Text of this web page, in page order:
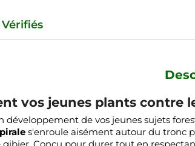
vos jeunes plants contre
développement de vos jeunes sujets
s'enroule aisément autour du tronc